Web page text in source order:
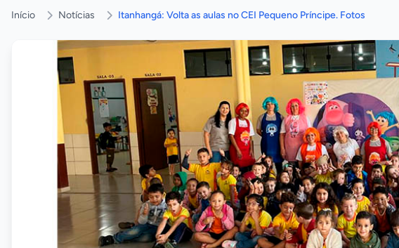
Início Notícias Itanhangá: Volta as aulas no CEI Pequeno Príncipe. Fotos